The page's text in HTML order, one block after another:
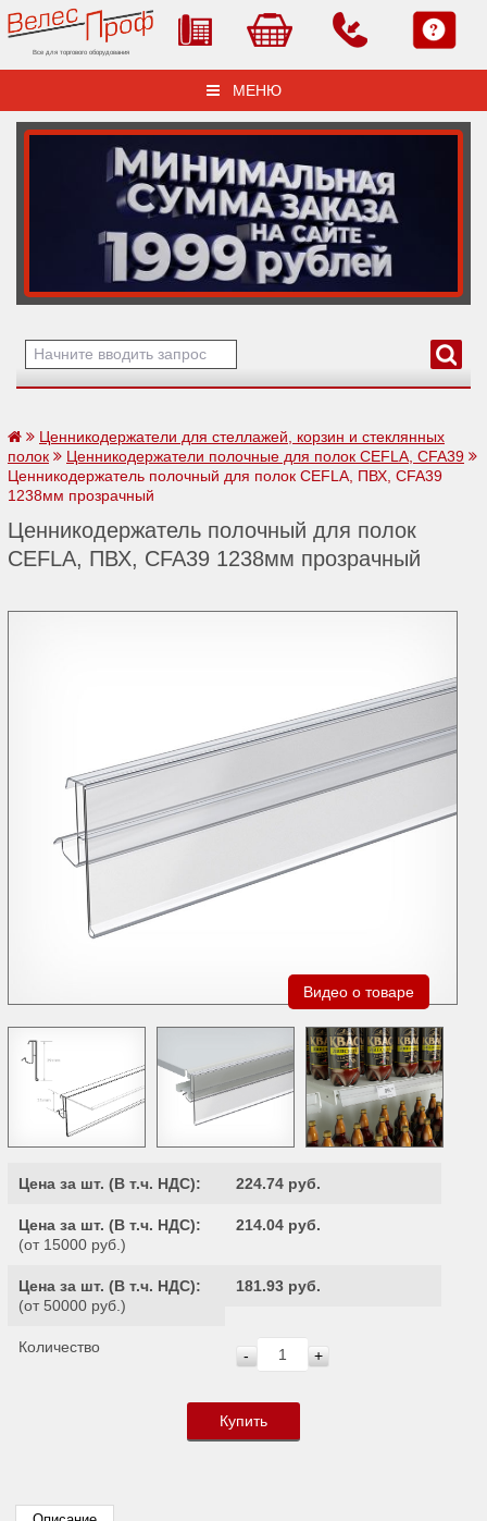
Все для торгового оборудования
МЕНЮ
Ценникодержатели для стеллажей, корзин и стеклянных
полок
Ценникодержатели полочные для полок CEFLA, CFA39
Ценникодержатель полочный для полок CEFLA, ПВХ, CFA39
1238мм прозрачный
Ценникодержатель полочный для полок
CEFLA, ПВХ, CFA39 1238мм прозрачный
Видео о товаре
Цена за шт. (В т.ч. НДС): 224.74 руб.
Цена за шт. (В т.ч. НДС):
(от 15000 руб.)
214.04 руб.
Цена за шт. (В т.ч. НДС):
(от 50000 руб.)
181.93 руб.
Количество - +
Купить